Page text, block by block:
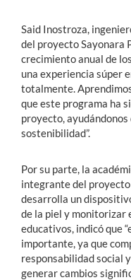
Said Inostroza,
del proyecto Sayonara
crecimiento anual de
una experiencia súper
totalmente.
que este programa ha
proyecto,
sostenibilidad”.
Por su parte, la
integrante del
desarrolla un
de la piel y monitorizar
educativos, indicó que
importante, ya que
responsabilidad social
generar cambios